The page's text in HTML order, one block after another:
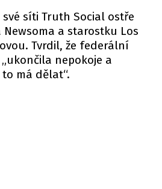
síti Truth Social ostře
a starostku Los
Tvrdil, že federální
nepokoje a
má dělat“.